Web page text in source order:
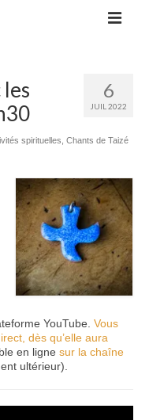
6
JUIL 2022
spirituelles Chants de Taizé
YouTube. Vous
dès qu’elle aura
en ligne sur la chaîne
ultérieur).